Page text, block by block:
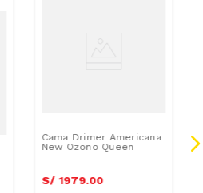
Cama Drimer Americana
New Ozono Queen
S/ 1979.00